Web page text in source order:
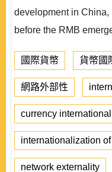
development in
before the RMB
國際貨幣 貨幣國
網路外部性
currency
internationalization
network externality